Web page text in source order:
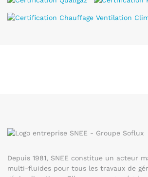
Depuis 1981, SNEE constitue un acteur
multi-fluides pour tous les travaux de